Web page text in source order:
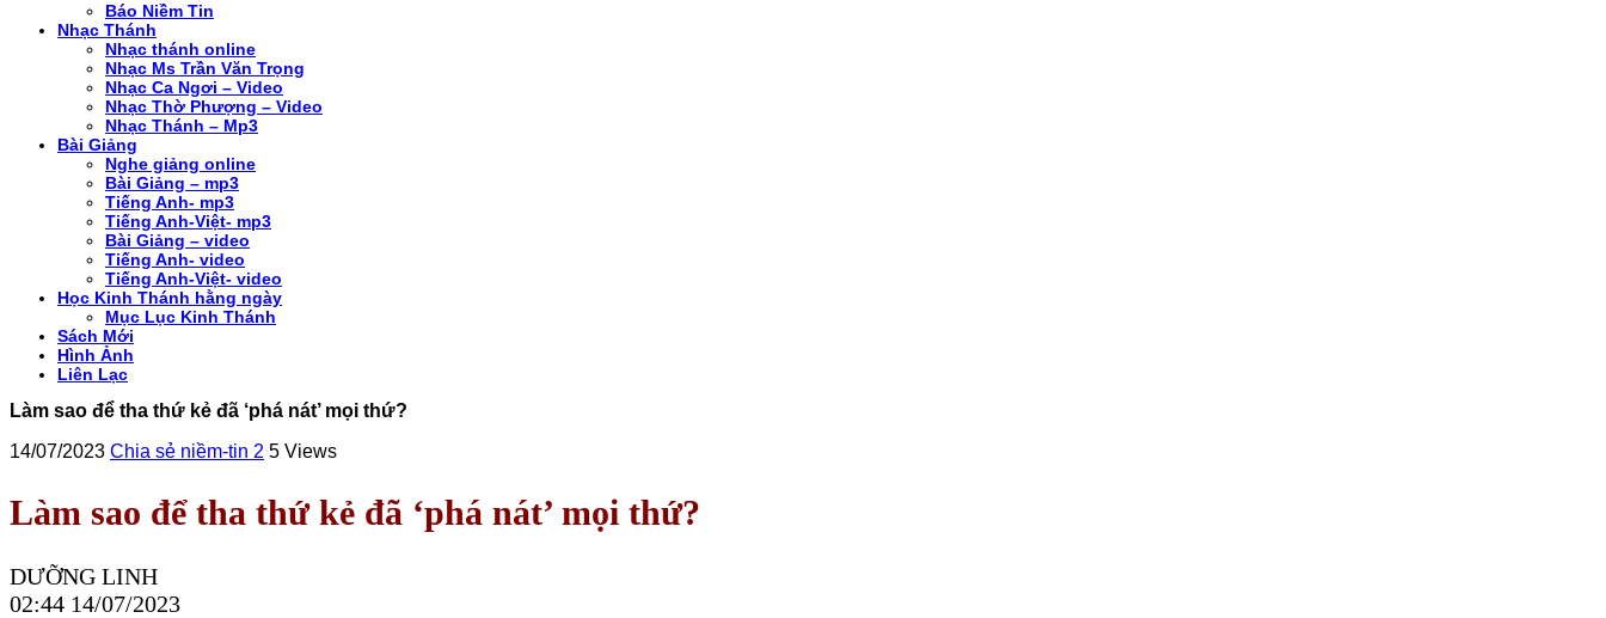
Báo Niềm Tin
Nhạc Thánh
Nhạc thánh online
Nhạc Ms Trần Văn Trọng
Nhạc Ca Ngơi – Video
Nhạc Thờ Phượng – Video
Nhạc Thánh – Mp3
Bài Giảng
Nghe giảng online
Bài Giảng – mp3
Tiếng Anh- mp3
Tiếng Anh-Việt- mp3
Bài Giảng – video
Tiếng Anh- video
Tiếng Anh-Việt- video
Học Kinh Thánh hằng ngày
Mục Lục Kinh Thánh
Sách Mới
Hình Ảnh
Liên Lạc
Làm sao để tha thứ kẻ đã ‘phá nát’ mọi thứ?
14/07/2023 Chia sẻ niềm-tin 2 5 Views
Làm sao để tha thứ kẻ đã ‘phá nát’ mọi thứ?
DƯỠNG LINH
02:44 14/07/2023